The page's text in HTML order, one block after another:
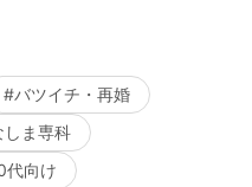
#バツイチ・再婚
ま専科
代向け